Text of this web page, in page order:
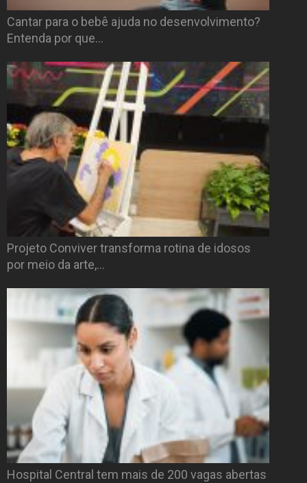
Cantar para o bebê ajuda no desenvolvimento?
Entenda por que…
Projeto Conviver transforma rotina de idosos
por meio da arte,…
Hospital Central tem mais de 200 vagas abertas